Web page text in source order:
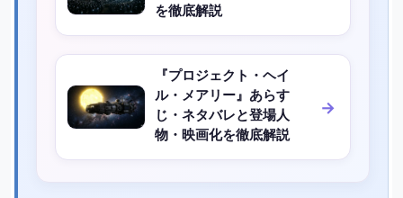
を徹底解説
『プロジェクト・ヘイ
ル・メアリー』あらす
じ・ネタバレと登場人
物・映画化を徹底解説